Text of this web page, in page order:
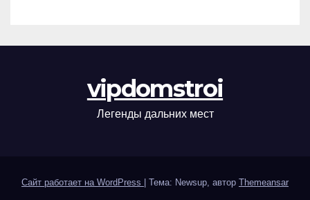
vipdomstroi
Легенды дальних мест
Сайт работает на WordPress Тема: Newsup, автор Themeansar